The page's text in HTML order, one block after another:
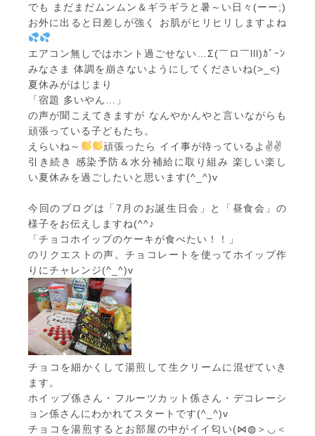
でも まだまだムンムン＆ギラギラと暑～い日々(ーー;)
お外に出ると日差しが強く お肌がヒリヒリしますよね
エアコン無しではホント過ごせない…Σ(￣ロ￣lll)ｶﾞｰﾝ
みなさま 体調を崩さないようにしてくださいね(>_<)
夏休みがはじまり
「宿題 多いやん…」
の声が聞こえてきますが なんやかんやと言いながらも
頑張っている子どもたち。
えらいね～
頑張ったら イイ事が待っているよ✌✌
引き続き 感染予防＆水分補給に取り組み 楽しい楽し
い夏休みを過ごしたいと思います(^_^)v
今回のブログは「7月のお誕生日会」と「昼食会」の
様子をお伝えしますね(^^♪
「チョコホイップのケーキが食べたい！！」
のリクエストの声。チョコレートを使ってホイップ作
りにチャレンジ(^_^)v
チョコを細かくして湯煎して生クリームに混ぜていき
ます。
ホイップ係さん・フルーツカット係さん・デコレーシ
ョン係さんにわかれてスタートです(^_^)v
チョコを湯煎するとお部屋の中がイイ匂い(⋈◍＞◡＜